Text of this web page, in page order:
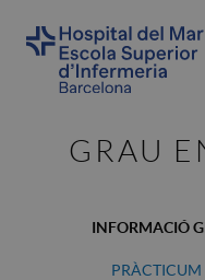
GRAU
INFORMACIÓ
PRÀCTICUM